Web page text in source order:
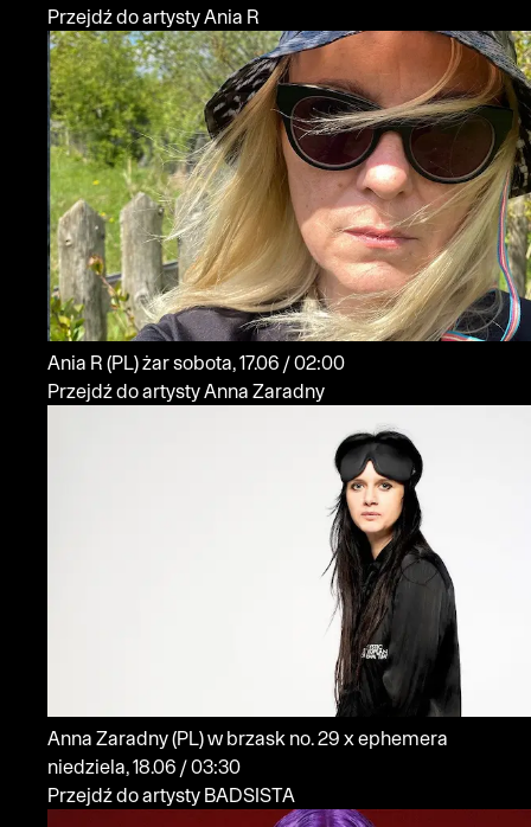
Przejdź do artysty Ania R
Ania R (PL)żar
sobota, 17.06 / 02:00
Przejdź do artysty Anna Zaradny
Anna Zaradny(PL)w brzask no. 29 x ephemera
niedziela, 18.06 / 03:30
Przejdź do artysty BADSISTA